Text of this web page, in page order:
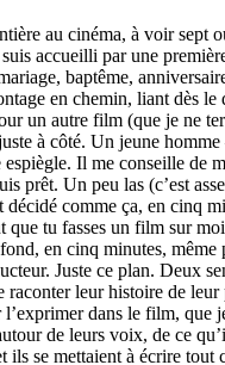
au cinéma, à voir sept
accueilli par une
baptême,
en chemin, liant dès
un autre film (que je ne
à côté. Un jeune
Il me conseille de
prêt. Un peu las (c’est
comme ça, en cinq
tu fasses un film sur
en cinq minutes,
Juste ce plan. Deux
raconter leur histoire de
dans le film, que
de leurs voix, de ce
se mettaient à écrire